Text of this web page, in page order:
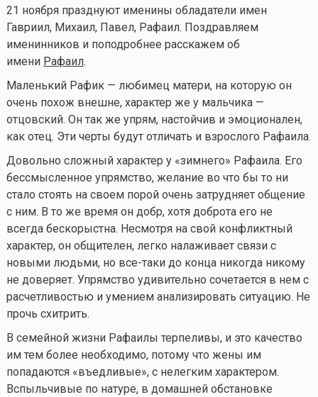
21 ноября празднуют именины обладатели имен
Гавриил, Михаил, Павел, Рафаил. Поздравляем
именинников и поподробнее расскажем об
имени Рафаил.
Маленький Рафик — любимец матери, на которую он
очень похож внешне, характер же у мальчика —
отцовский. Он так же упрям, настойчив и эмоционален,
как отец. Эти черты будут отличать и взрослого Рафаила.
Довольно сложный характер у «зимнего» Рафаила. Его
бессмысленное упрямство, желание во что бы то ни
стало стоять на своем порой очень затрудняет общение
с ним. В то же время он добр, хотя доброта его не
всегда бескорыстна. Несмотря на свой конфликтный
характер, он общителен, легко налаживает связи с
новыми людьми, но все-таки до конца никогда никому
не доверяет. Упрямство удивительно сочетается в нем с
расчетливостью и умением анализировать ситуацию. Не
прочь схитрить.
В семейной жизни Рафаилы терпеливы, и это качество
им тем более необходимо, потому что жены им
попадаются «въедливые», с нелегким характером.
Вспыльчивые по натуре, в домашней обстановке